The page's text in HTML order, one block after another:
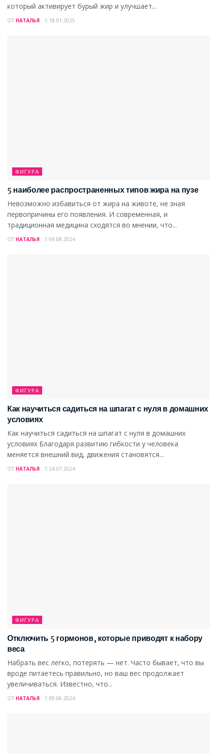
который активирует бурый жир и улучшает...
ОТ НАТАЛЬЯ 18.01.2025
ФИГУРА
5 наиболее распространенных типов жира на пузе
Невозможно избавиться от жира на животе, не зная
первопричины его появления. И современная, и
традиционная медицина сходятся во мнении, что...
ОТ НАТАЛЬЯ 09.08.2024
ФИГУРА
Как научиться садиться на шпагат с нуля в домашних
условиях
Как научиться садиться на шпагат с нуля в домашних
условиях Благодаря развитию гибкости у человека
меняется внешний вид, движения становятся...
ОТ НАТАЛЬЯ 24.07.2024
ФИГУРА
Отключить 5 гормонов, которые приводят к набору
веса
Набрать вес легко, потерять — нет. Часто бывает, что вы
вроде питаетесь правильно, но ваш вес продолжает
увеличиваться. Известно, что...
ОТ НАТАЛЬЯ 09.06.2024